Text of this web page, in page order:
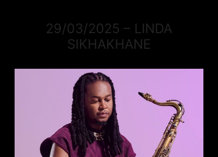
29/03/2025 – LINDA
SIKHAKHANE